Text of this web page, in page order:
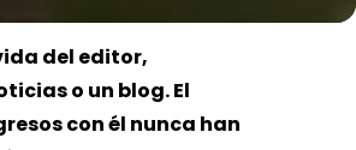
del editor,
o un blog. El
con él nunca han